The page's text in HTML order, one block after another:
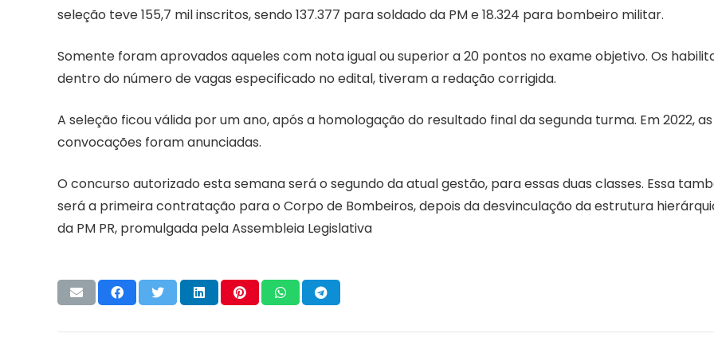
seleção teve 155,7 mil inscritos, sendo 137.377 para soldado da PM e 18.324 para bombeiro militar.
Somente foram aprovados aqueles com nota igual ou superior a 20 pontos no exame objetivo. Os
dentro do número de vagas especificado no edital, tiveram a redação corrigida.
A seleção ficou válida por um ano, após a homologação do resultado final da segunda turma. Em 2022, as
convocações foram anunciadas.
O concurso autorizado esta semana será o segundo da atual gestão, para essas duas classes. Essa
será a primeira contratação para o Corpo de Bombeiros, depois da desvinculação da estrutura
da PM PR, promulgada pela Assembleia Legislativa